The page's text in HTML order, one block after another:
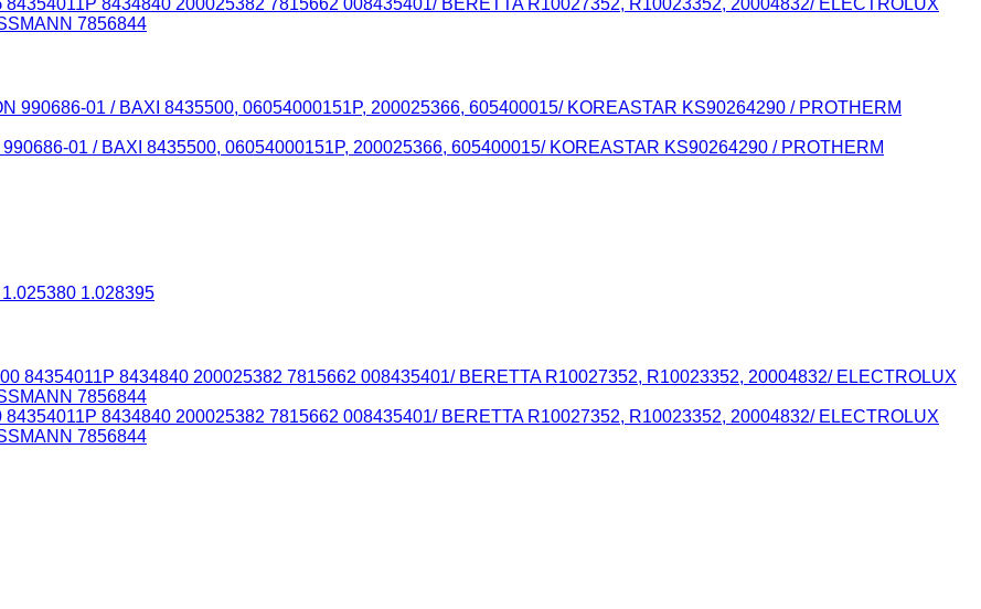
7856844
01 / BAXI 8435500, 06054000151P, 200025366, 605400015/ KOREASTAR KS90264290 / PROTHERM
1.028395
8434840 200025382 7815662 008435401/ BERETTA R10027352, R10023352, 20004832/ ELECTROLUX
7856844